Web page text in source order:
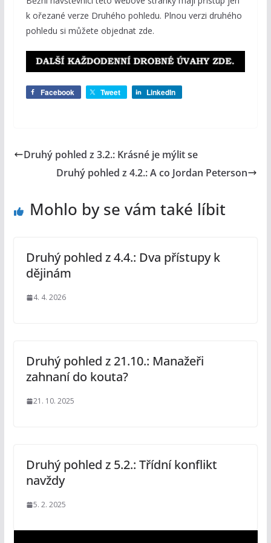
k ořezané verze Druhého pohledu. Plnou verzi druhého
pohledu si můžete objednat zde.
Facebook Tweet LinkedIn
Druhý pohled z 3.2.: Krásné je mýlit se
Druhý pohled z 4.2.: A co Jordan Peterson
Mohlo by se vám také líbit
Druhý pohled z 4.4.: Dva přístupy k
dějinám
4. 4. 2026
Druhý pohled z 21.10.: Manažeři
zahnaní do kouta?
21. 10. 2025
Druhý pohled z 5.2.: Třídní konflikt
navždy
5. 2. 2025